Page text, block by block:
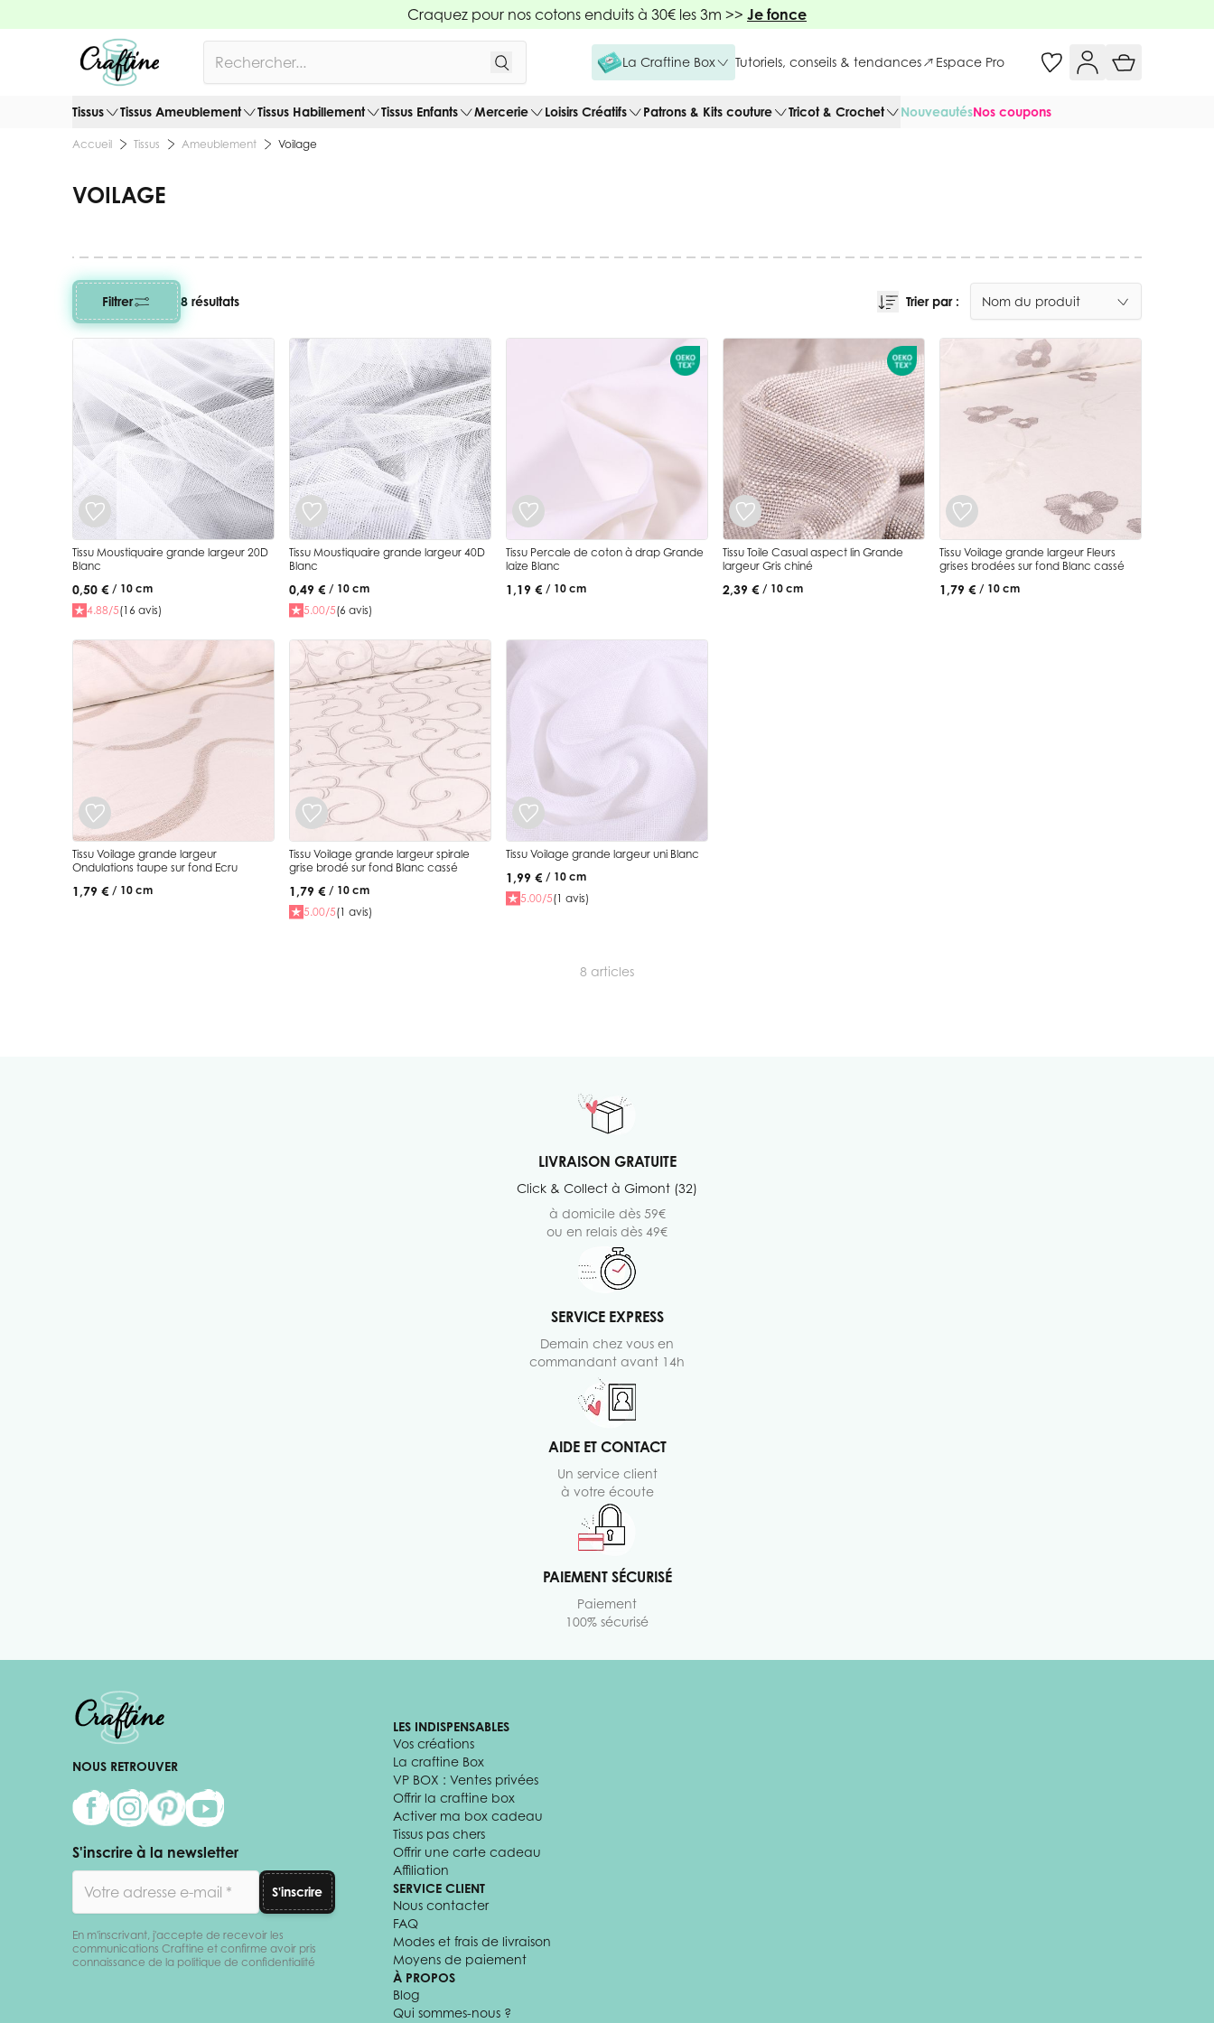
Craquez pour nos cotons enduits à 30€ les 3m >> Je fonce
La Craftine Box Tutoriels, conseils & tendances Espace Pro
Tissus Tissus Ameublement Tissus Habillement Tissus Enfants Mercerie Loisirs Créatifs Patrons & Kits couture Tricot & Crochet NouveautésNos coupons
Accueil Tissus Ameublement Voilage
VOILAGE
Filtrer 8 résultats Trier par :
Tissu Moustiquaire grande largeur 20D
Blanc
0,50 € / 10 cm
4.88/5(16 avis)
Tissu Moustiquaire grande largeur 40D
Blanc
0,49 € / 10 cm
5.00/5(6 avis)
Tissu Percale de coton à drap Grande
laize Blanc
1,19 € / 10 cm
Tissu Toile Casual aspect lin Grande
largeur Gris chiné
2,39 € / 10 cm
Tissu Voilage grande largeur Fleurs
grises brodées sur fond Blanc cassé
1,79 € / 10 cm
Tissu Voilage grande largeur
Ondulations taupe sur fond Ecru
1,79 € / 10 cm
Tissu Voilage grande largeur spirale
grise brodé sur fond Blanc cassé
1,79 € / 10 cm
5.00/5(1 avis)
Tissu Voilage grande largeur uni Blanc
1,99 € / 10 cm
5.00/5(1 avis)
8 articles
LIVRAISON GRATUITE
Click & Collect à Gimont (32)
à domicile dès 59€
ou en relais dès 49€
SERVICE EXPRESS
Demain chez vous en
commandant avant 14h
AIDE ET CONTACT
Un service client
à votre écoute
PAIEMENT SÉCURISÉ
Paiement
100% sécurisé
NOUS RETROUVER
S'inscrire à la newsletter
S'inscrire
En m'inscrivant, j'accepte de recevoir les
communications Craftine et confirme avoir pris
connaissance de la politique de confidentialité
LES INDISPENSABLES
Vos créations
La craftine Box
VP BOX : Ventes privées
Offrir la craftine box
Activer ma box cadeau
Tissus pas chers
Offrir une carte cadeau
Affiliation
SERVICE CLIENT
Nous contacter
FAQ
Modes et frais de livraison
Moyens de paiement
À PROPOS
Blog
Qui sommes-nous ?